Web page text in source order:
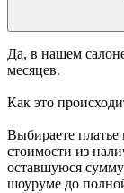
Да, в нашем
месяцев.
Как это
Выбираете платье
стоимости из
оставшуюся сумму
шоуруме до